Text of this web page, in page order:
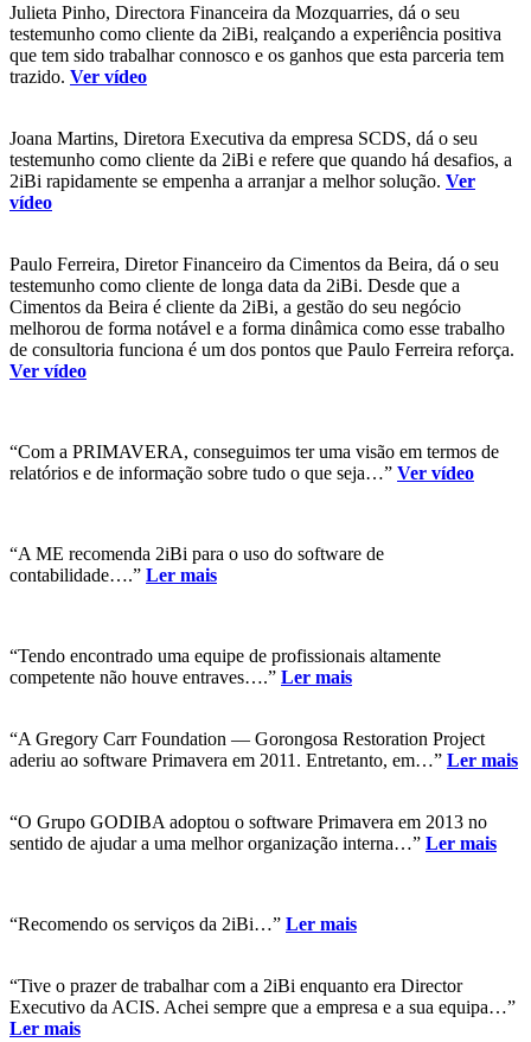
Julieta Pinho, Directora Financeira da Mozquarries, dá o seu
testemunho como cliente da 2iBi, realçando a experiência positiva
que tem sido trabalhar connosco e os ganhos que esta parceria tem
trazido. Ver vídeo
Joana Martins, Diretora Executiva da empresa SCDS, dá o seu
testemunho como cliente da 2iBi e refere que quando há desafios, a
2iBi rapidamente se empenha a arranjar a melhor solução. Ver
vídeo
Paulo Ferreira, Diretor Financeiro da Cimentos da Beira, dá o seu
testemunho como cliente de longa data da 2iBi. Desde que a
Cimentos da Beira é cliente da 2iBi, a gestão do seu negócio
melhorou de forma notável e a forma dinâmica como esse trabalho
de consultoria funciona é um dos pontos que Paulo Ferreira reforça.
Ver vídeo
“Com a PRIMAVERA, conseguimos ter uma visão em termos de
relatórios e de informação sobre tudo o que seja…” Ver vídeo
“A ME recomenda 2iBi para o uso do software de
contabilidade….” Ler mais
“Tendo encontrado uma equipe de profissionais altamente
competente não houve entraves….” Ler mais
“A Gregory Carr Foundation — Gorongosa Restoration Project
aderiu ao software Primavera em 2011. Entretanto, em…” Ler mais
“O Grupo GODIBA adoptou o software Primavera em 2013 no
sentido de ajudar a uma melhor organização interna…” Ler mais
“Recomendo os serviços da 2iBi…” Ler mais
“Tive o prazer de trabalhar com a 2iBi enquanto era Director
Executivo da ACIS. Achei sempre que a empresa e a sua equipa…”
Ler mais